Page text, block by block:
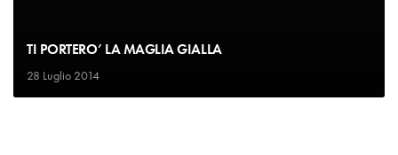
TI PORTERO’ LA MAGLIA GIALLA
28 Luglio 2014